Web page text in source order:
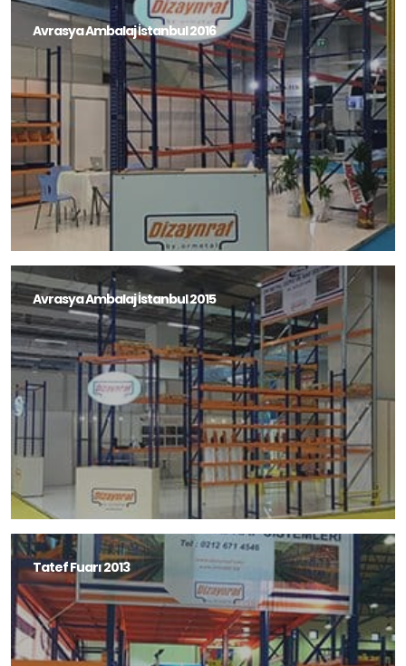
Avrasya Ambalaj İstanbul 2016
Avrasya Ambalaj İstanbul 2015
Tatef Fuarı 2013